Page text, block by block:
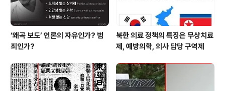
‘왜곡 보도’ 언론의 자유인가? 범
죄인가?
북한 의료 정책의 특징은 무상치료
제, 예방의학, 의사 담당 구역제